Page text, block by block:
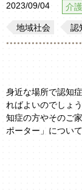
2023/09/04 介
地域社会 認
身近な場所で認知
ればよいのでしょ
知症の方やそのご
ポーター」につい